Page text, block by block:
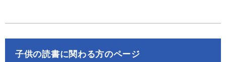
子供の読書に関わる方のページ